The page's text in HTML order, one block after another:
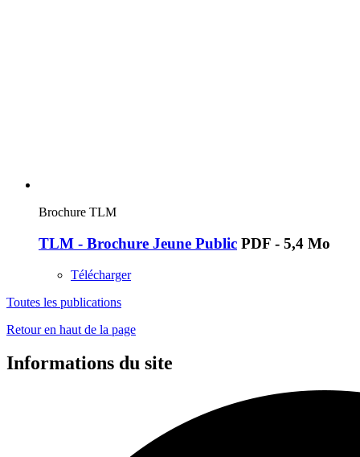
Brochure TLM
TLM - Brochure Jeune Public PDF - 5,4 Mo
Télécharger
Toutes les publications
Retour en haut de la page
Informations du site